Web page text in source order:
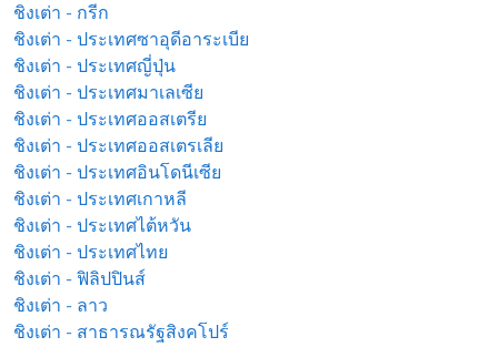
ชิงเต่า - กรีก
ชิงเต่า - ประเทศซาอุดีอาระเบีย
ชิงเต่า - ประเทศญี่ปุ่น
ชิงเต่า - ประเทศมาเลเซีย
ชิงเต่า - ประเทศออสเตรีย
ชิงเต่า - ประเทศออสเตรเลีย
ชิงเต่า - ประเทศอินโดนีเซีย
ชิงเต่า - ประเทศเกาหลี
ชิงเต่า - ประเทศไต้หวัน
ชิงเต่า - ประเทศไทย
ชิงเต่า - ฟิลิปปินส์
ชิงเต่า - ลาว
ชิงเต่า - สาธารณรัฐสิงคโปร์